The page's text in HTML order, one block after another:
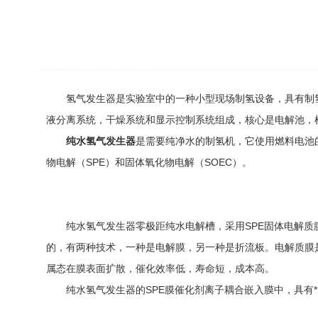
氢气发生器是实验室中的一种小型现场制氢设备，具有制
液分离系统，干燥系统和显示控制系统组成，核心是电解池
纯水氢气发生器是需要纯净水的制氢机，它使用燃料电
物电解（SPE）和固体氧化物电解（SOEC）。
纯水氢气发生器零极距纯水电解槽，采用SPE固体电解质
的，有两种技术，一种是电解膜，另一种是折流板。电解质
属态在膜表面扩散，催化效率低，寿命短，成本高。
纯水氢气发生器的SPE膜催化剂离子耦合嵌入膜中，具有*